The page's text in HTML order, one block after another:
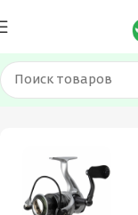
Главная Товары с